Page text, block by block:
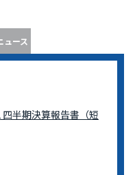
ュース
半期決算報告書（短